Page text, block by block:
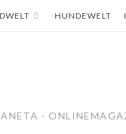
HUNDEWELT
-